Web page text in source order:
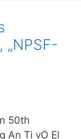
50th
An Ti vO El